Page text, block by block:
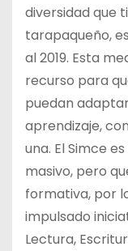
diversidad que
tarapaqueño,
al 2019. Esta
recurso para
puedan
aprendizaje,
una. El Simce
masivo, pero
formativa, por
impulsado
Lectura,